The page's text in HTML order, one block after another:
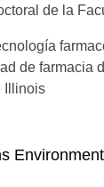
de la
de farmacia
Illinois
Environment